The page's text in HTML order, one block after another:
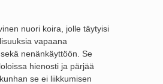
nuori koira, jolle täytyisi
vapaana
nenänkäyttöön. Se
hienosti ja pärjää
se ei liikkumisen